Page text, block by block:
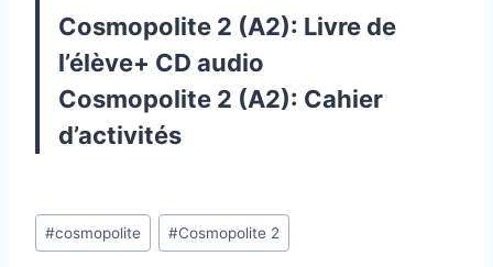
Cosmopolite 2 (A2): Livre de
l’élève+ CD audio
Cosmopolite 2 (A2): Cahier
d’activités
Post
Tags:
#cosmopolite #Cosmopolite 2